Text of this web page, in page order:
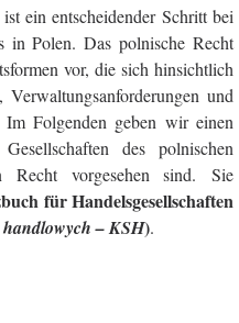
ein entscheidender Schritt bei
in Polen. Das polnische Recht
vor, die sich hinsichtlich
und
Im Folgenden geben wir einen
des polnischen
Recht vorgesehen sind. Sie
für Handelsgesellschaften
– KSH).